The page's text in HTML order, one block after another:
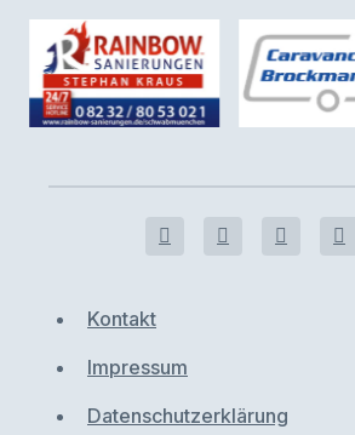
Kontakt
Impressum
Datenschutzerklärung